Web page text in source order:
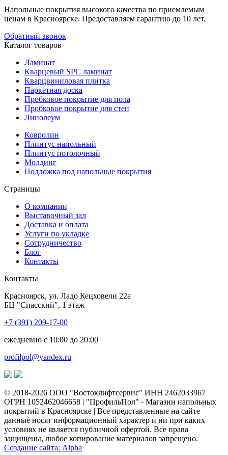
Напольные покрытия высокого качества по приемлемым
ценам в Красноярске. Предоставляем гарантию до 10 лет.
Обратный звонок
Каталог товаров
Ламинат
Кварцевый SPC ламинат
Кварцвиниловая плитка
Паркетная доска
Пробковое покрытие для пола
Пробковое покрытие для стен
Линолеум
Ковролин
Плинтус напольный
Плинтус потолочный
Молдинг
Подложка под напольные покрытия
Страницы
О компании
Выставочный зал
Доставка и оплата
Услуги по укладке
Сотрудничество
Блог
Контакты
Контакты
Красноярск, ул. Ладо Кецховели 22а
БЦ "Спасский", 1 этаж
+7 (391) 209-17-00
ежедневно с 10:00 до 20:00
profilpol@yandex.ru
© 2018-2026 ООО "Востоклифтсервис" ИНН 2462033967
ОГРН 1052462046658 | "ПрофильПол" - Магазин напольных
покрытий в Красноярске | Все представленные на сайте
данные носят информационный характер и ни при каких
условиях не является публичной офертой. Все права
защищены, любое копирование материалов запрещено.
Создание сайта: Alpha